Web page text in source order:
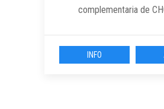
complementaria de
INFO